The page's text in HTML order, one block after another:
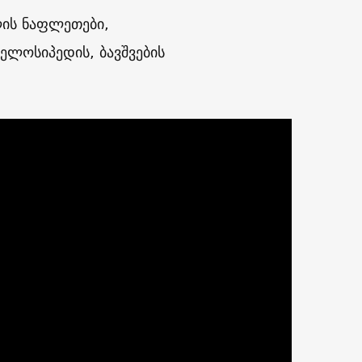
ნაფლეთები,
ბავშვების